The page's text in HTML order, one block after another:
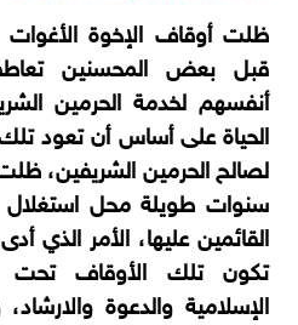
ظلت أوقاف الإخوة
قبل بعض المحسنين
أنفسهم لخدمة الحرمين
الحياة على أساس أن تعود
لصالح الحرمين الشريفين،
سنوات طويلة محل
القائمين عليها، الأمر الذي
تكون تلك الأوقاف تحت
الإسلامية والدعوة